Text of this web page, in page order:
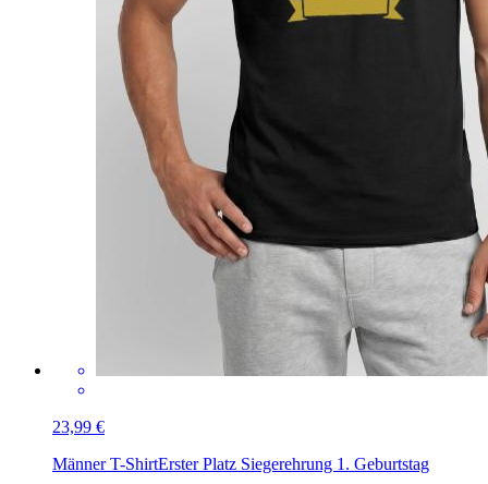
23,99 €
Männer T-ShirtErster Platz Siegerehrung 1. Geburtstag